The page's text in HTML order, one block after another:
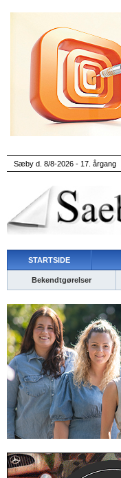
Sæby d. 8/8-2026 - 17. årgang
STARTSIDE
Bekendtgørelser